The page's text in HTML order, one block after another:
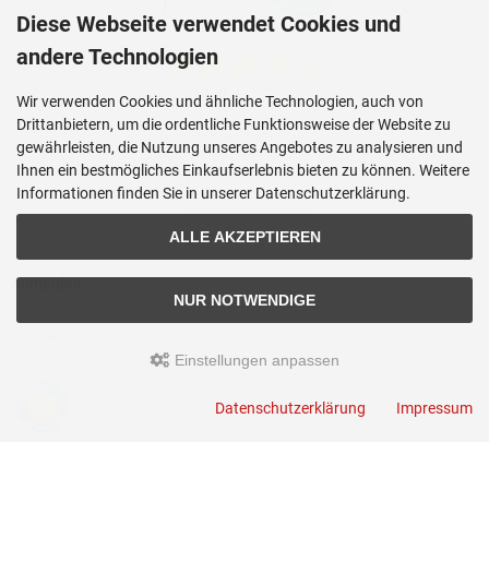
Anmelden
Diese Webseite verwendet Cookies und
andere Technologien
Wir verwenden Cookies und ähnliche Technologien, auch von
Drittanbietern, um die ordentliche Funktionsweise der Website zu
gewährleisten, die Nutzung unseres Angebotes zu analysieren und
Ihnen ein bestmögliches Einkaufserlebnis bieten zu können. Weitere
Informationen finden Sie in unserer Datenschutzerklärung.
ALLE AKZEPTIEREN
NUR NOTWENDIGE
Einstellungen anpassen
Datenschutzerklärung Impressum